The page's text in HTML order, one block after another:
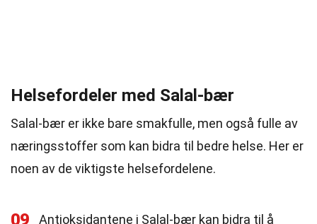
Helsefordeler med Salal-bær
Salal-bær er ikke bare smakfulle, men også fulle av
næringsstoffer som kan bidra til bedre helse. Her er
noen av de viktigste helsefordelene.
09 Antioksidantene i Salal-bær kan bidra til å